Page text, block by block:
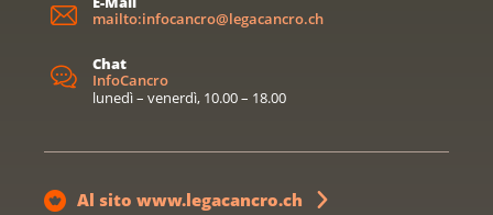
mailto:infocancro@legacancro.ch
Chat
InfoCancro
lunedì – venerdì, 10.00 – 18.00
Al sito www.legacancro.ch